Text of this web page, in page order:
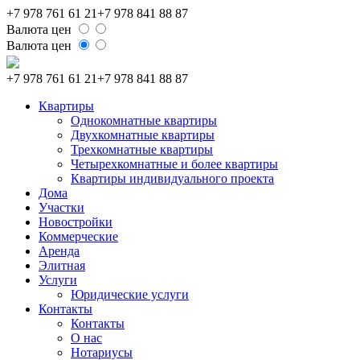
+7 978 761 61 21+7 978 841 88 87
Валюта цен
Валюта цен
+7 978 761 61 21+7 978 841 88 87
Квартиры
Однокомнатные квартиры
Двухкомнатные квартиры
Трехкомнатные квартиры
Четырехкомнатные и более квартиры
Квартиры индивидуального проекта
Дома
Участки
Новостройки
Коммерческие
Аренда
Элитная
Услуги
Юридические услуги
Контакты
Контакты
О нас
Нотариусы